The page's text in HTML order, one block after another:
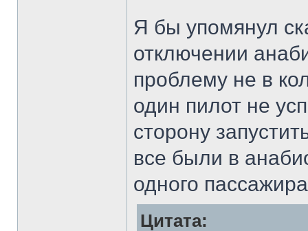
Я бы упомянул
отключении
проблему не в
один пилот не
сторону
все были в
одного
Цитата: